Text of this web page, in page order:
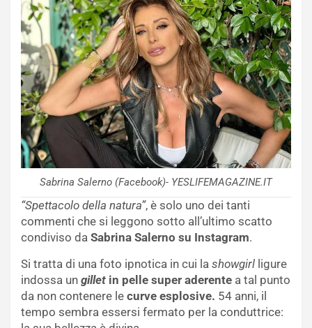
Sabrina Salerno (Facebook)- YESLIFEMAGAZINE.IT
“Spettacolo della natura”, è solo uno dei tanti
commenti che si leggono sotto all’ultimo scatto
condiviso da Sabrina Salerno su Instagram.
Si tratta di una foto ipnotica in cui la showgirl ligure
indossa un gillet in pelle super aderente a tal punto
da non contenere le curve esplosive. 54 anni, il
tempo sembra essersi fermato per la conduttrice: